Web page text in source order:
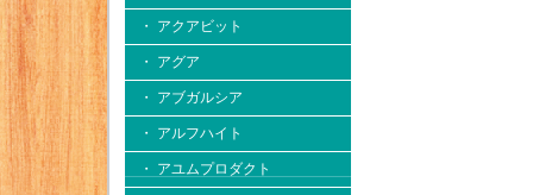
・ アクアビット
・ アグア
・ アブガルシア
・ アルフハイト
・ アユムプロダクト